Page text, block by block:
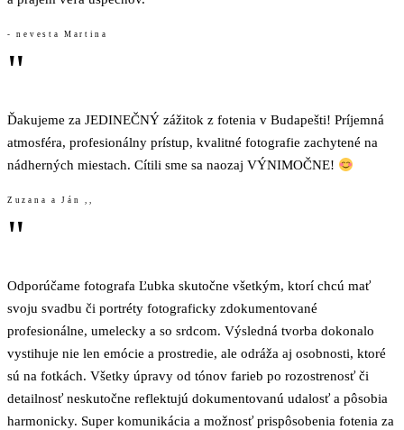
- nevesta Martina
"
Ďakujeme za JEDINEČNÝ zážitok z fotenia v Budapešti! Príjemná
atmosféra, profesionálny prístup, kvalitné fotografie zachytené na
nádherných miestach. Cítili sme sa naozaj VÝNIMOČNE!
Zuzana a Ján ,,
"
Odporúčame fotografa Ľubka skutočne všetkým, ktorí chcú mať
svoju svadbu či portréty fotograficky zdokumentované
profesionálne, umelecky a so srdcom. Výsledná tvorba dokonalo
vystihuje nie len emócie a prostredie, ale odráža aj osobnosti, ktoré
sú na fotkách. Všetky úpravy od tónov farieb po rozostrenosť či
detailnosť neskutočne reflektujú dokumentovanú udalosť a pôsobia
harmonicky. Super komunikácia a možnosť prispôsobenia fotenia za